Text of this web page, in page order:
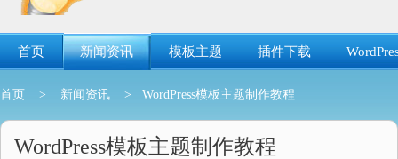
首页 新闻资讯 模板主题 插件下载
首页 > 新闻资讯 > WordPress模板主题制作教程
WordPress模板主题制作教程